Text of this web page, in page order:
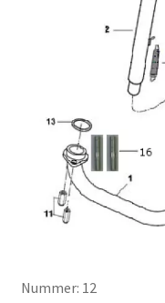
Nummer: 12